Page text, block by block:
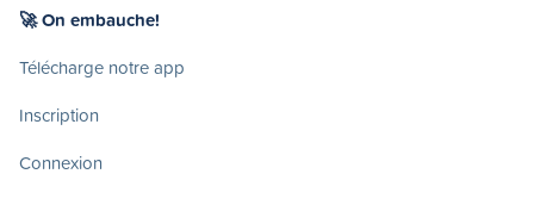
🚀 On embauche!
Télécharge notre app
Inscription
Connexion